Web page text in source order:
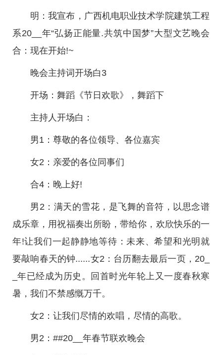
明：我宣布，广西机电职业技术学院建筑工程
系20__年“弘扬正能量.共筑中国梦”大型文艺晚会
合：现在开始!~
晚会主持词开场白3
开场：舞蹈《节日欢歌》，舞蹈下
主持人开场白：
男1：尊敬的各位领导、各位嘉宾
女2：亲爱的各位同事们
合4：晚上好!
男2：满天的雪花，是飞舞的音符，以思念谱
成乐章，用祝福奏出所盼，带给你，欢欣快乐的一
年!让我们一起静静地等待：未来、希望和光明就
要敲响春天的钟......女2：台历翻去最后一页，20_
_年已经成为历史。回首时光年轮上又一度春秋寒
暑，我们不禁感慨万千。
女2：让我们尽情的欢唱，尽情的高歌。
男2：##20__年春节联欢晚会